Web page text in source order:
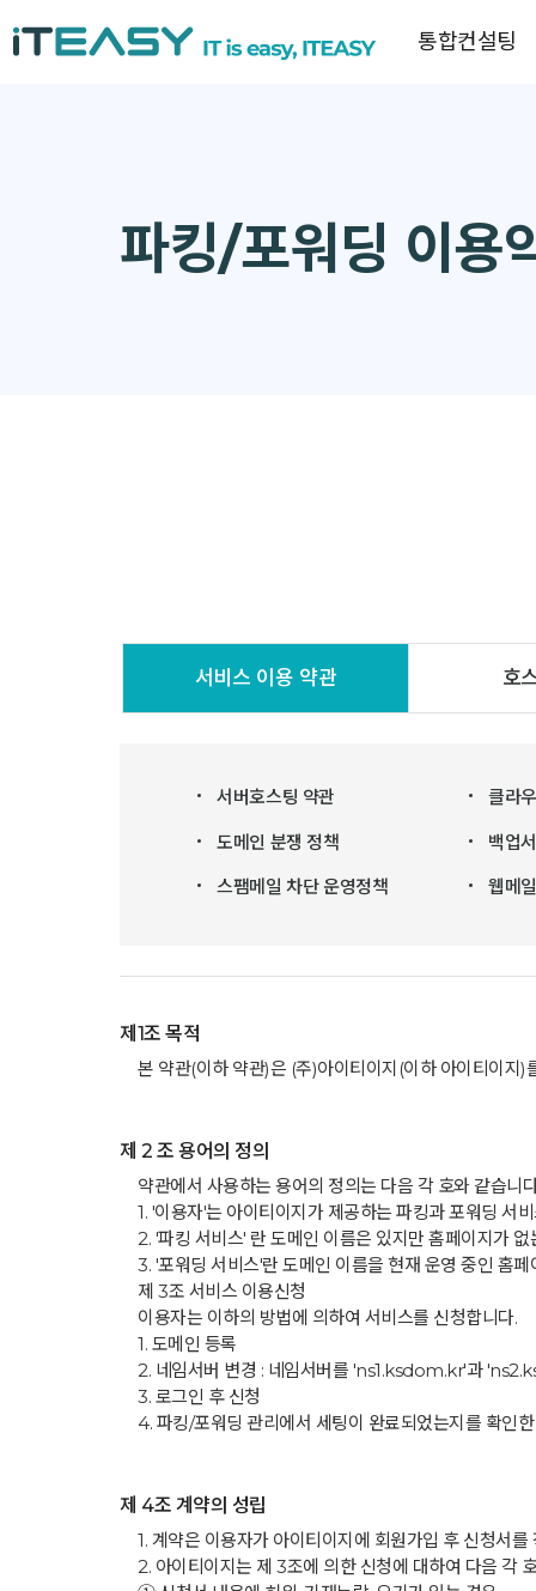
통합컨설팅
파킹/포워딩 이용
서비스 이용 약관 호
서버호스팅 약관
클라
도메인 분쟁 정책
백업
스팸메일 차단 운영정책
웹메
제1조 목적
본 약관(이하 약관)은 (주)아이티이지(이하 아이티이지
제 2 조 용어의 정의
약관에서 사용하는 용어의 정의는 다음 각 호와 같습니
1. '이용자'는 아이티이지가 제공하는 파킹과 포워딩 서
2. '파킹 서비스' 란 도메인 이름은 있지만 홈페이지가
3. '포워딩 서비스'란 도메인 이름을 현재 운영 중인 홈
제 3조 서비스 이용신청
이용자는 이하의 방법에 의하여 서비스를 신청합니다.
1. 도메인 등록
2. 네임서버 변경 : 네임서버를 'ns1.ksdom.kr'과
3. 로그인 후 신청
4. 파킹/포워딩 관리에서 세팅이 완료되었는지를 확인
제 4조 계약의 성립
1. 계약은 이용자가 아이티이지에 회원가입 후 신청서
2. 아이티이지는 제 3조에 의한 신청에 대하여 다음 각